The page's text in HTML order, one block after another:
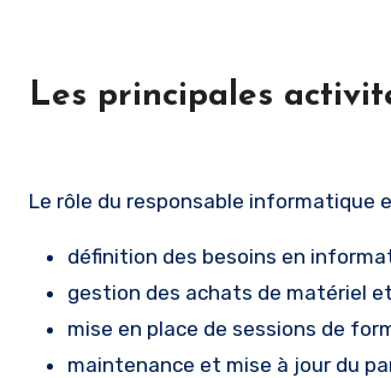
Les principales
Le rôle du responsable informatique
définition des besoins en
gestion des achats de matériel
mise en place de sessions de
maintenance et mise à jour du